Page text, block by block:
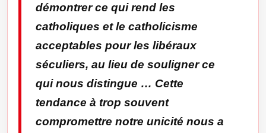
démontrer ce qui rend les
catholiques et le catholicisme
acceptables pour les libéraux
séculiers, au lieu de souligner ce
qui nous distingue … Cette
tendance à trop souvent
compromettre notre unicité nous a